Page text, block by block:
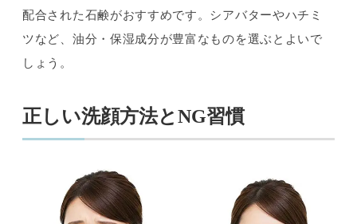
配合された石鹸がおすすめです。シアバターやハチミ
ツなど、油分・保湿成分が豊富なものを選ぶとよいで
しょう。
正しい洗顔方法とNG習慣